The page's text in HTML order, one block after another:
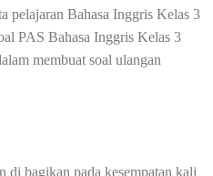
pelajaran Bahasa Inggris Kelas 3
PAS Bahasa Inggris Kelas 3
membuat soal ulangan
di bagikan pada kesempatan kali